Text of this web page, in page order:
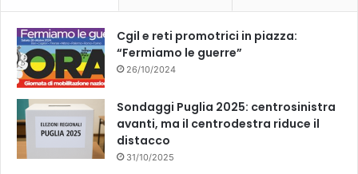
k
Cgil e reti promotrici in piazza:
“Fermiamo le guerre”
26/10/2024
Sondaggi Puglia 2025: centrosinistra
avanti, ma il centrodestra riduce il
distacco
31/10/2025